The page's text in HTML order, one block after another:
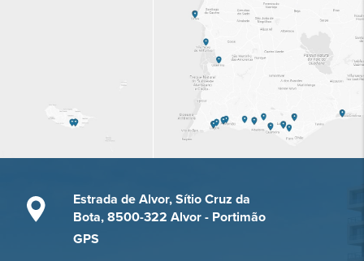
Estrada de Alvor, Sítio Cruz da
Bota, 8500-322 Alvor - Portimão
GPS